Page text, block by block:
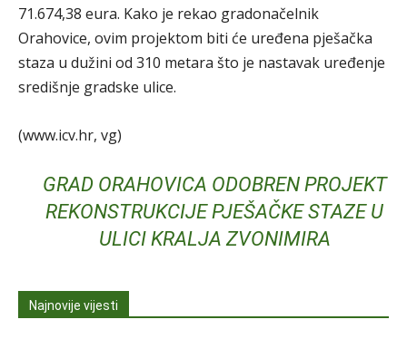
71.674,38 eura. Kako je rekao gradonačelnik
Orahovice, ovim projektom biti će uređena pješačka
staza u dužini od 310 metara što je nastavak uređenje
središnje gradske ulice.
(www.icv.hr, vg)
GRAD ORAHOVICA ODOBREN PROJEKT
REKONSTRUKCIJE PJEŠAČKE STAZE U
ULICI KRALJA ZVONIMIRA
Najnovije vijesti